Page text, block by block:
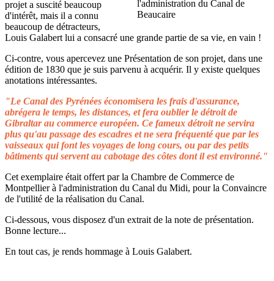
projet a suscité beaucoup
d'intérêt, mais il a connu
beaucoup de détracteurs,
Louis Galabert lui a consacré une grande partie de sa vie, en vain !
Ci-contre, vous apercevez une Présentation de son projet, dans une
édition de 1830 que je suis parvenu à acquérir. Il y existe quelques
anotations intéressantes.
"Le Canal des Pyrénées économisera les frais d'assurance,
abrégera le temps, les distances, et fera oublier le détroit de
Gibraltar au commerce européen. Ce fameux détroit ne servira
plus qu'au passage des escadres et ne sera fréquenté que par les
vaisseaux qui font les voyages de long cours, ou par des petits
bâtiments qui servent au cabotage des côtes dont il est environné."
Cet exemplaire était offert par la Chambre de Commerce de
Montpellier à l'administration du Canal du Midi, pour la Convaincre
de l'utilité de la réalisation du Canal.
Ci-dessous, vous disposez d'un extrait de la note de présentation.
Bonne lecture...
En tout cas, je rends hommage à Louis Galabert.